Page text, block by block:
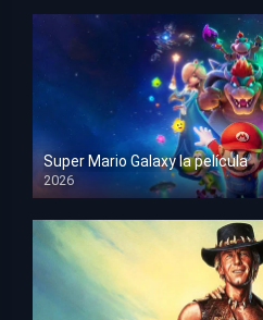
Super Mario Galaxy la película
2026
HD 1080p